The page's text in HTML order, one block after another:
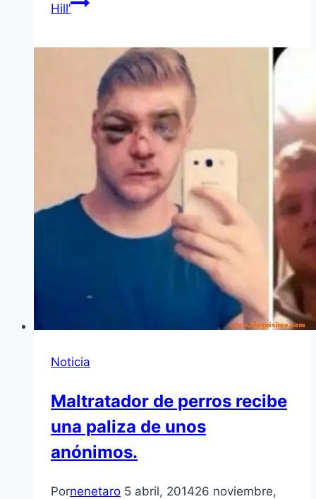
Hill’
Noticia
Maltratador de perros recibe
una paliza de unos
anónimos.
Pornenetaro 5 abril, 201426 noviembre,